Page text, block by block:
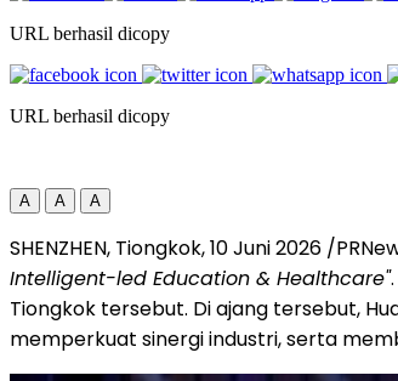
URL berhasil dicopy
URL berhasil dicopy
A A A
SHENZHEN, Tiongkok, 10 Juni 2026 /
Intelligent-led Education & Healthcare"
Tiongkok tersebut. Di ajang tersebut,
memperkuat sinergi industri, serta